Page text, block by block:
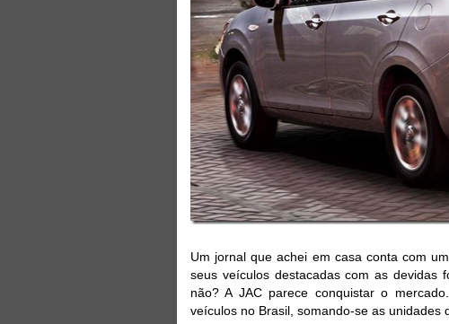
Um jornal que achei em casa conta com
seus veículos destacadas com as devidas
não? A JAC parece conquistar o
veículos no Brasil, somando-se as unidades